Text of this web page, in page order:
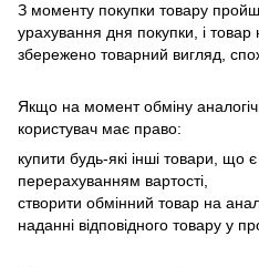
З моменту покупки товару
урахування дня покупки, і товар
збережено товарний вигляд,
Якщо на момент обміну
користувач має право:
купити будь-які інші товари, що
перерахуванням вартості,
створити обмінний товар на
наданні відповідного товару у